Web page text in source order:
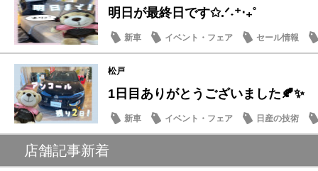
明日が最終日です✩.ᐟ˖⁺‧₊˚
新車 イベント・フェア
セール情報
季節のメンテナンス
松戸
1日目ありがとうございました🍂✨
新車 イベント・フェア 日産の技術
店舗記事新着